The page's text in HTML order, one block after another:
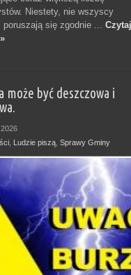
Niestety, nie wszyscy
się zgodnie ... Czytaj
może być deszczowa i
, Ludzie piszą, Sprawy Gminy